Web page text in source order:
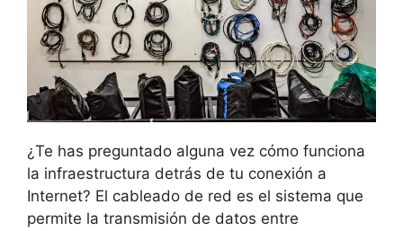
¿Te has preguntado alguna vez cómo funciona
la infraestructura detrás de tu conexión a
Internet? El cableado de red es el sistema que
permite la transmisión de datos entre